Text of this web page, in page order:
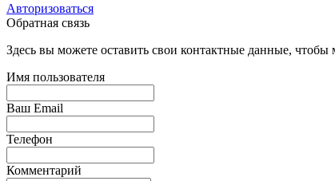
Авторизоваться
Обратная связь
Здесь вы можете оставить свои контактные данные, чтобы
Имя пользователя
Ваш Email
Телефон
Комментарий